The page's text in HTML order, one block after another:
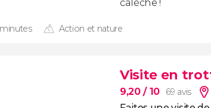
calèche !
Action et nature
Visite en
9,20/ 10 69 avis